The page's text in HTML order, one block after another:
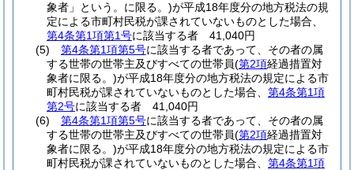
象者」という。に限る。)が平成18年度分の地方税法の規
定による市町村民税が課されていないものとした場合、
第4条第1項第1号に該当する者 41,040円
(5)
第4条第1項第5号に該当する者であって、その者の属
する世帯の世帯主及びすべての世帯員(第2項経過措置対
象者に限る。)が平成18年度分の地方税法の規定による市
町村民税が課されていないものとした場合、 第4条第1項
第2号に該当する者 41,040円
(6)
第4条第1項第5号に該当する者であって、その者の属
する世帯の世帯主及びすべての世帯員(第2項経過措置対
象者に限る。)が平成18年度分の地方税法の規定による市
町村民税が課されていないものとした場合、 第4条第1項